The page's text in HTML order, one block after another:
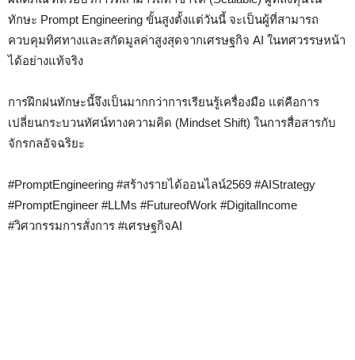
ทักษะ Prompt Engineering ขั้นสูงตั้งแต่วันนี้ จะเป็นผู้ที่สามารถ
ควบคุมทิศทางและสกัดมูลค่าสูงสุดจากเศรษฐกิจ AI ในทศวรรษหน้า
ได้อย่างแท้จริง
การฝึกฝนทักษะนี้จึงเป็นมากกว่าการเรียนรู้เครื่องมือ แต่คือการ
เปลี่ยนกระบวนทัศน์ทางความคิด (Mindset Shift) ในการสื่อสารกับ
จักรกลอัจฉริยะ
#PromptEngineering #สร้างรายได้ออนไลน์2569 #AIStrategy
#PromptEngineer #LLMs #FutureofWork #DigitalIncome
#วิศวกรรมการสั่งการ #เศรษฐกิจAI